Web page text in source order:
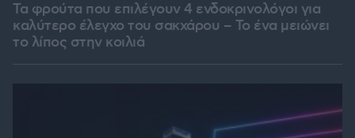
Τα φρούτα που επιλέγουν 4 ενδοκρινολόγοι για
καλύτερο έλεγχο του σακχάρου – Το ένα μειώνει
το λίπος στην κοιλιά